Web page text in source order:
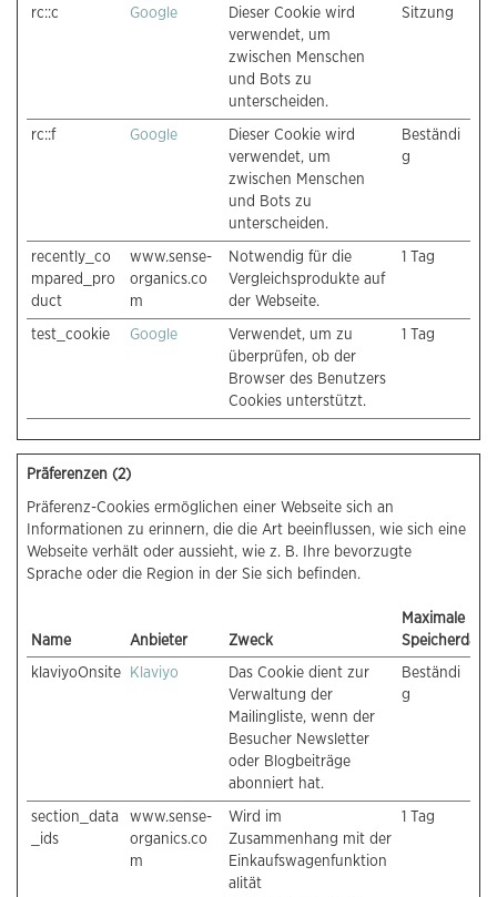
rc::c Google
Dieser Cookie wird
verwendet, um
zwischen Menschen
und Bots zu
unterscheiden.
Sitzung
rc::f Google
Dieser Cookie wird
verwendet, um
zwischen Menschen
und Bots zu
unterscheiden.
Beständi
g
recently_co
mpared_pro
duct
www.sense-
organics.co
m
Notwendig für die
Vergleichsprodukte auf
der Webseite.
1 Tag
test_cookie Google
Verwendet, um zu
überprüfen, ob der
Browser des Benutzers
Cookies unterstützt.
1 Tag
Präferenzen (2)
Präferenz-Cookies ermöglichen einer Webseite sich an
Informationen zu erinnern, die die Art beeinflussen, wie sich eine
Webseite verhält oder aussieht, wie z. B. Ihre bevorzugte
Sprache oder die Region in der Sie sich befinden.
Name Anbieter Zweck
Maximale
klaviyoOnsite Klaviyo
Das Cookie dient zur
Verwaltung der
Mailingliste, wenn der
Besucher Newsletter
oder Blogbeiträge
abonniert hat.
Beständi
g
section_data
_ids
www.sense-
organics.co
m
Wird im
Zusammenhang mit der
Einkaufswagenfunktion
alität
1 Tag